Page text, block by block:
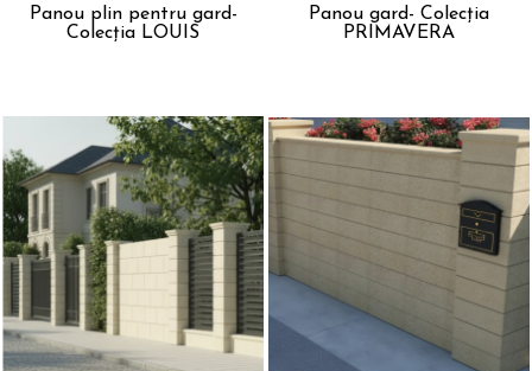
Panou plin pentru gard-
Colecția LOUIS
Panou gard- Colecția
PRIMAVERA